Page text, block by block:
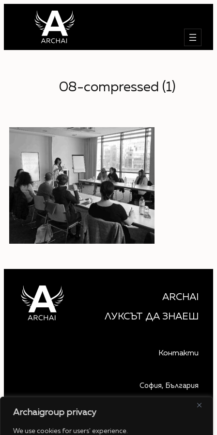
Archaigroup privacy
We use cookies for users' experience.
08-compressed (1)
ARCHAI
ЛУКСЪТ ДА ЗНАЕШ
Контакти
София, България
contact@archaigroup.com